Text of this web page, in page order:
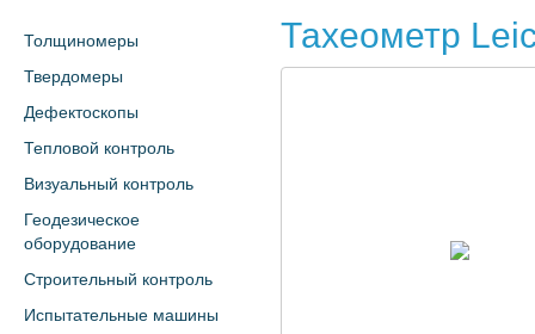
Толщиномеры
Твердомеры
Дефектоскопы
Тепловой контроль
Визуальный контроль
Геодезическое
оборудование
Строительный контроль
Испытательные машины
Тахеометр